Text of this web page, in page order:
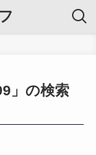
」の検索